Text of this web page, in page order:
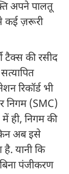
अपने पालतू
कई ज़रूरी
टैक्स की रसीद
रिकॉर्ड भी
निगम (SMC)
ही, निगम की
अब इसे
यानी कि
पंजीकरण